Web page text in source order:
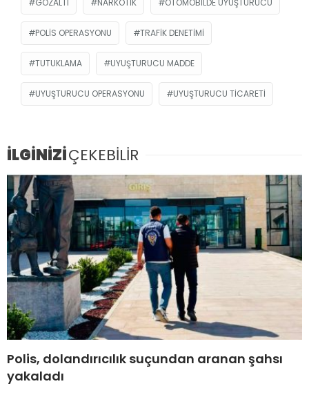
GÖZALTI NARKOTIK OTOMOBILDE UYUŞTURUCU
POLIS OPERASYONU TRAFIK DENETIMI
TUTUKLAMA UYUŞTURUCU MADDE
UYUŞTURUCU OPERASYONU UYUŞTURUCU TICARETI
İLGİNİZİÇEKEBİLİR
Polis, dolandırıcılık suçundan aranan şahsı
yakaladı